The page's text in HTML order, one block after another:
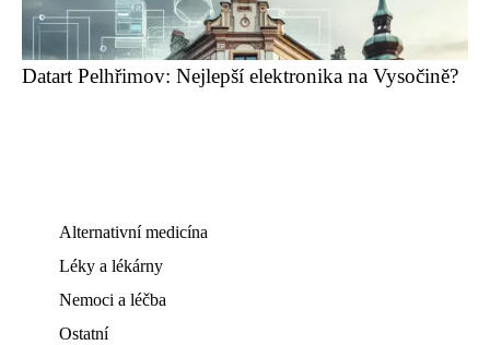
Datart Pelhřimov: Nejlepší elektronika na Vysočině?
Alternativní medicína
Léky a lékárny
Nemoci a léčba
Ostatní